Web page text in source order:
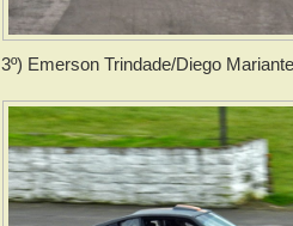
3º) Emerson Trindade/Diego